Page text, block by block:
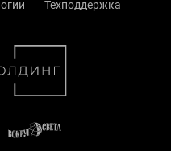
Техподдержка